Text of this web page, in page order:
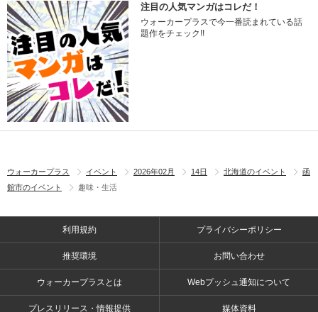
注目の人気マンガはコレだ！
ウォーカープラスで今一番読まれている話
題作をチェック!!
ウォーカープラス イベント 2026年02月 14日 北海道のイベント
函
館市のイベント
趣味・生活
利用規約 プライバシーポリシー
推奨環境 お問い合わせ
ウォーカープラスとは Webプッシュ通知について
プレスリリース・情報提供 媒体資料